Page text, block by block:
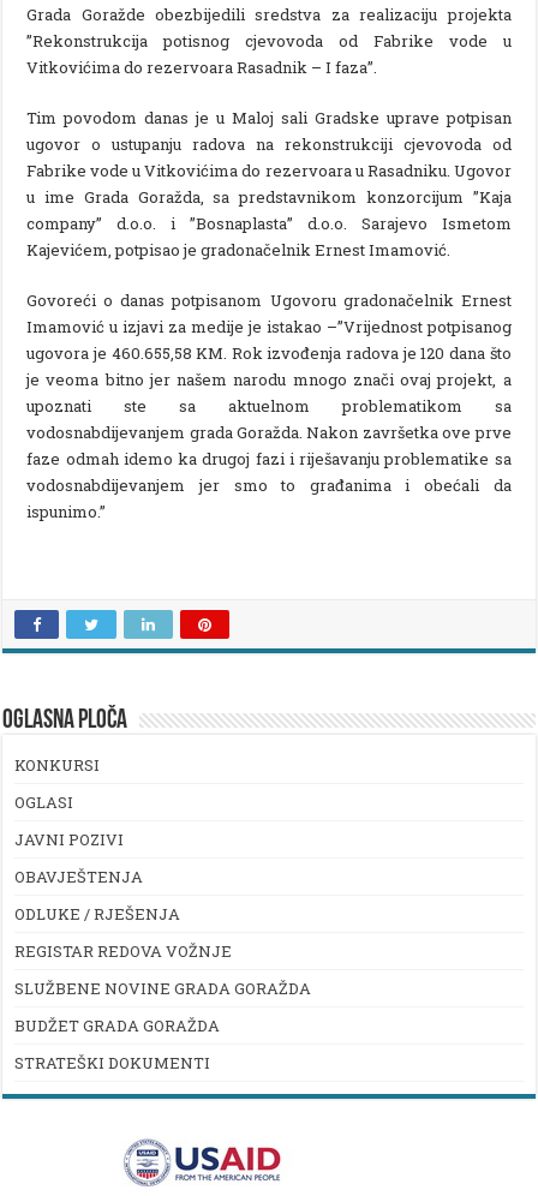
Grada Goražde obezbijedili sredstva za realizaciju projekta
”Rekonstrukcija potisnog cjevovoda od Fabrike vode u
Vitkovićima do rezervoara Rasadnik – I faza”.
Tim povodom danas je u Maloj sali Gradske uprave potpisan
ugovor o ustupanju radova na rekonstrukciji cjevovoda od
Fabrike vode u Vitkovićima do rezervoara u Rasadniku. Ugovor
u ime Grada Goražda, sa predstavnikom konzorcijum ”Kaja
company” d.o.o. i ”Bosnaplasta” d.o.o. Sarajevo Ismetom
Kajevićem, potpisao je gradonačelnik Ernest Imamović.
Govoreći o danas potpisanom Ugovoru gradonačelnik Ernest
Imamović u izjavi za medije je istakao –”Vrijednost potpisanog
ugovora je 460.655,58 KM. Rok izvođenja radova je 120 dana što
je veoma bitno jer našem narodu mnogo znači ovaj projekt, a
upoznati ste sa aktuelnom problematikom sa
vodosnabdijevanjem grada Goražda. Nakon završetka ove prve
faze odmah idemo ka drugoj fazi i riješavanju problematike sa
vodosnabdijevanjem jer smo to građanima i obećali da
ispunimo.”
OGLASNA PLOČA
KONKURSI
OGLASI
JAVNI POZIVI
OBAVJEŠTENJA
ODLUKE / RJEŠENJA
REGISTAR REDOVA VOŽNJE
SLUŽBENE NOVINE GRADA GORAŽDA
BUDŽET GRADA GORAŽDA
STRATEŠKI DOKUMENTI